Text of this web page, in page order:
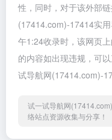
性，同时，对于该外部
(17414.com)-17414实
午1:24收录时，该网页
的内容如出现违规，可
试导航网(17414.com)-
试一试导航网
络站点资源收集与分享！